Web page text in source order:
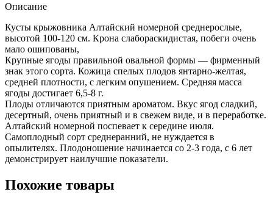
Описание
Кусты крыжовника Алтайский номерной среднерослые,
высотой 100-120 см. Крона слабораскидистая, побеги очень
мало ошипованы,
Крупные ягоды правильной овальной формы — фирменный
знак этого сорта. Кожица спелых плодов янтарно-желтая,
средней плотности, с легким опушением. Средняя масса
ягоды достигает 6,5-8 г.
Плоды отличаются приятным ароматом. Вкус ягод сладкий,
десертный, очень приятный и в свежем виде, и в переработке.
Алтайский номерной поспевает к середине июля.
Самоплодный сорт среднеранний, не нуждается в
опылителях. Плодоношение начинается со 2-3 года, с 6 лет
демонстрирует наилучшие показатели.
Похожие товары